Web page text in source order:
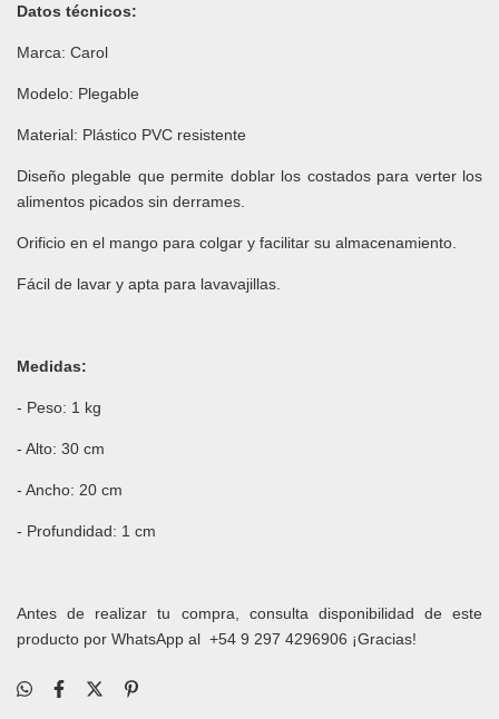
Datos técnicos:
Marca: Carol
Modelo: Plegable
Material: Plástico PVC resistente
Diseño plegable que permite doblar los costados para verter los
alimentos picados sin derrames.
Orificio en el mango para colgar y facilitar su almacenamiento.
Fácil de lavar y apta para lavavajillas.
Medidas:
- Peso: 1 kg
- Alto: 30 cm
- Ancho: 20 cm
- Profundidad: 1 cm
Antes de realizar tu compra, consulta disponibilidad de este
producto por WhatsApp al +54 9 297 4296906 ¡Gracias!